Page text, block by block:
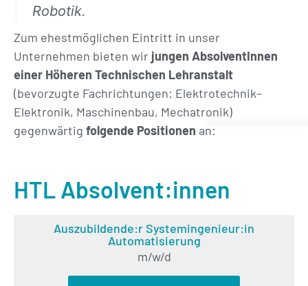
Robotik.
Zum ehestmöglichen Eintritt in unser
Unternehmen bieten wir jungen AbsolventInnen
einer Höheren Technischen Lehranstalt
(bevorzugte Fachrichtungen: Elektrotechnik–
Elektronik, Maschinenbau, Mechatronik)
gegenwärtig folgende Positionen an:
HTL Absolvent:innen
Auszubildende:r Systemingenieur:in
Automatisierung
m/w/d